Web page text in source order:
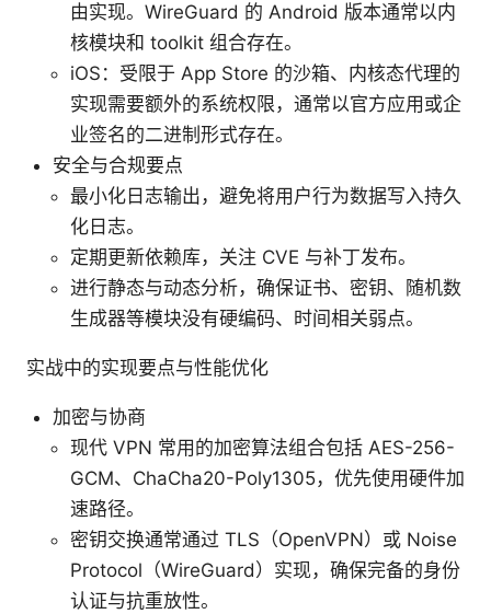
由实现。WireGuard 的 Android 版本通常以内
核模块和 toolkit 组合存在。
iOS：受限于 App Store 的沙箱、内核态代理的
实现需要额外的系统权限，通常以官方应用或企
业签名的二进制形式存在。
安全与合规要点
最小化日志输出，避免将用户行为数据写入持久
化日志。
定期更新依赖库，关注 CVE 与补丁发布。
进行静态与动态分析，确保证书、密钥、随机数
生成器等模块没有硬编码、时间相关弱点。
实战中的实现要点与性能优化
加密与协商
现代 VPN 常用的加密算法组合包括 AES-256-
GCM、ChaCha20-Poly1305，优先使用硬件加
速路径。
密钥交换通常通过 TLS（OpenVPN）或 Noise
Protocol（WireGuard）实现，确保完备的身份
认证与抗重放性。